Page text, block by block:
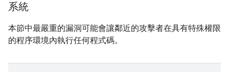
系統
本節中最嚴重的漏洞可能會讓鄰近的攻擊者在具有特殊權限
的程序環境內執行任何程式碼。